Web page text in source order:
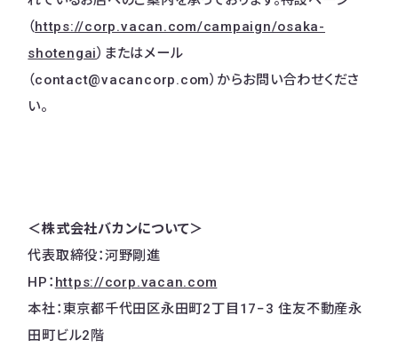
（https://corp.vacan.com/campaign/osaka-
shotengai）またはメール
（contact@vacancorp.com）からお問い合わせくださ
い。
＜株式会社バカンについて＞
代表取締役：河野剛進
HP： https://corp.vacan.com
本社：東京都千代田区永田町2丁目17−3 住友不動産永
田町ビル2階